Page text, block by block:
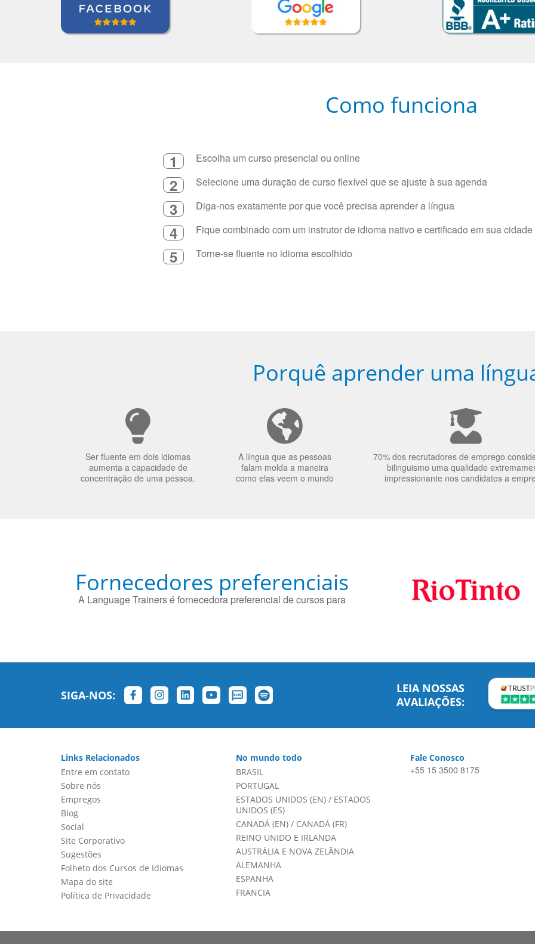
Como funciona
1 Escolha um curso presencial ou online
2 Selecione uma duração de curso flexível que se ajuste à sua agenda
3 Diga-nos exatamente por que você precisa aprender a língua
4 Fique combinado com um instrutor de idioma nativo e certificado em sua
5 Torne-se fluente no idioma escolhido
Porquê aprender uma
Ser fluente em dois idiomas
aumenta a capacidade de
concentração de uma pessoa.
A língua que as pessoas
falam molda a maneira
como elas veem o mundo
70% dos recrutadores de emprego
bilinguismo uma qualidade
impressionante nos candidatos a
Fornecedores preferenciais
A Language Trainers é fornecedora preferencial de cursos para
SIGA-NOS:
LEIA NOSSAS
AVALIAÇÕES:
Links Relacionados
Entre em contato
Sobre nós
Empregos
Blog
Social
Site Corporativo
Sugestões
Folheto dos Cursos de Idiomas
Mapa do site
Política de Privacidade
No mundo todo
BRASIL
PORTUGAL
ESTADOS UNIDOS (EN)/ ESTADOS
UNIDOS (ES)
CANADÁ (EN)/ CANADÁ (FR)
REINO UNIDO E IRLANDA
AUSTRÁLIA E NOVA ZELÂNDIA
ALEMANHA
ESPANHA
FRANCIA
Fale Conosco
+55 15 3500 8175